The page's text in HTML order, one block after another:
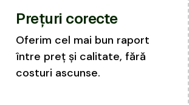
Prețuri corecte
Oferim cel mai bun raport
între preț și calitate, fără
costuri ascunse.